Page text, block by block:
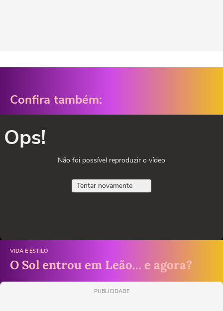
Confira também:
Ops!
Não foi possível reproduzir o vídeo
Tentar novamente
VIDA E ESTILO
O Sol entrou em Leão... e agora?
PUBLICIDADE